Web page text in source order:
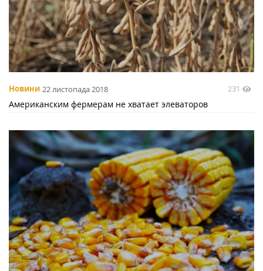
Новини 22 листопада 2018 231
Американским фермерам не хватает элеваторов